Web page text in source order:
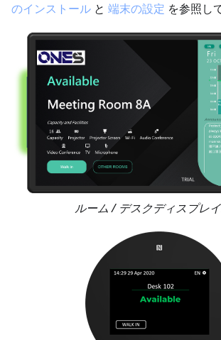
のインストール と 端末の設定 を参照し
ルーム / デスクディスプレ